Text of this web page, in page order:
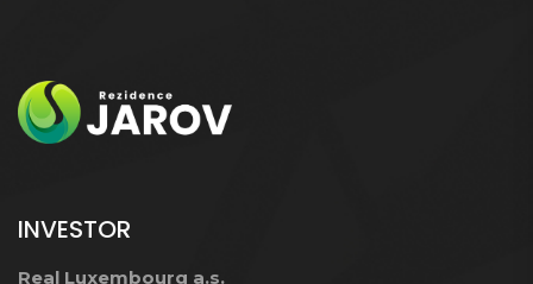
INVESTOR
Real Luxembourg a.s.